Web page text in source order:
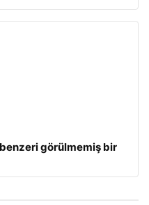
görülmemiş bir